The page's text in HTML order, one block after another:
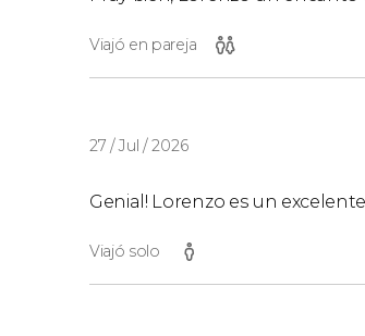
Viajó en pareja
27 / Jul / 2026
Genial! Lorenzo es un
Viajó solo